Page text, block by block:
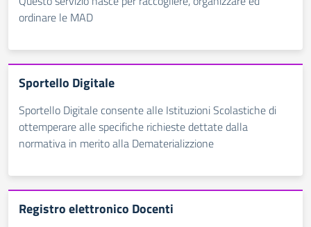
ordinare le MAD
Sportello Digitale
Sportello Digitale consente alle Istituzioni Scolastiche di
ottemperare alle specifiche richieste dettate dalla
normativa in merito alla Dematerializzione
Registro elettronico Docenti